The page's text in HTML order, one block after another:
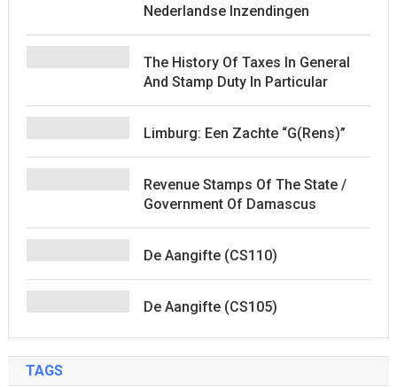
Nederlandse Inzendingen
The History Of Taxes In General
And Stamp Duty In Particular
Limburg: Een Zachte “G(rens)”
Revenue Stamps Of The State /
Government Of Damascus
De Aangifte (CS110)
De Aangifte (CS105)
TAGS